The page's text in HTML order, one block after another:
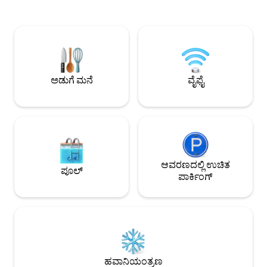
ಕಿಟಕಿಗಳು ಮತ್ತು ನೇರ ಪ್ರವೇಶ ಮತ್ತು ಉತ್ತಮ
ಹೊರಾಂಗಣ ಒಳಾಂಗಣ, ಅತ್ಯುತ್ತಮ ಬೆಳಕು,
ಕ್ಲಾಸ್ಟ್ರೋಫೋಬಿಕ್ ಅನಿಸುವುದಿಲ್ಲ) ಸೀಲಿಂಗ್‌ನ
ಭಾಗವು ಕಡಿಮೆ ಇರುವ ಎಚ್ಚರಿಕೆಯೊಂದಿಗೆ - ನೀವು
ನಿಮಗೆ ಸೂಕ್ತ ಸ್ಥಳವಾಗಿರುವುದಿಲ್ಲ. 2 ಬ್ಲಾಕ್‌ಗಳಲ್ಲಿ
(ದುಬಾರಿ ಇಟಾಲಿಯನ್ ರೆಸ್ಟೋರೆಂಟ್). ಸುಂದರವಾದ
ಗುಲಾಬಿ ಸೂರ್ಯಾಸ್ತಗಳನ್ನು ಮೆಚ್ಚಿಸಲು ಬೇಸಿಗೆಯ
ಸಮಯದಲ್ಲಿ ಅದ್ಭುತವಾದ ಗಾಲಿ, ಜೆರಿಕೊ ಕಡಲತೀರದ
ಉದ್ದಕ್ಕೂ 15 ನಿಮಿಷಗಳ ನಡಿಗೆ. ಸುತ್ತಮುತ್ತ ಹಲವಾರು
ಮತ್ತು ಅನೇಕ ಕೆಫೆಗಳಿವೆ. ವ್ಯಾಂಕೋವರ್‌ನವರಾಗಿರಿ
ನೆರೆಹೊರೆಯಾಗಿದ್ದು, ಸೆಂಟೆನೇರಿಯನ್ ಮನೆಗಳು
ಮತ್ತು ಎಲೆಗಳ ಬೀದಿಗಳನ್ನು ಹೊಂದಿದೆ. ನಿಮ್ಮ
ಸೂಟ್‌ನಿಂದ, ನೀವು ಹಲವಾರು ಕಡಲತೀರಗಳಿಗೆ
ಬೊಟಿಕ್ ಅಂಗಡಿಗಳಿಂದ
ದೂರದಲ್ಲಿದ್ದೀರಿ.
ನಡಿಗೆ ದೂರದಲ್ಲಿದೆ. ಆಧುನಿಕ ಶೈಲಿಯು
ಆರಾಮದಾಯಕವಾದ
ನೋಡುತ್ತೇವೆ!
ಅಡುಗೆ ಮನೆ ವೈಫೈ
ಪೂಲ್
ಆವರಣದಲ್ಲಿ ಉಚಿತ
ಪಾರ್ಕಿಂಗ್
ಹವಾನಿಯಂತ್ರಣ